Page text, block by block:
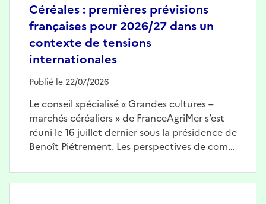
Céréales : premières prévisions
françaises pour 2026/27 dans un
contexte de tensions
internationales
Publié le 22/07/2026
Le conseil spécialisé « Grandes cultures –
marchés céréaliers » de FranceAgriMer s’est
réuni le 16 juillet dernier sous la présidence de
Benoît Piétrement. Les perspectives de com…